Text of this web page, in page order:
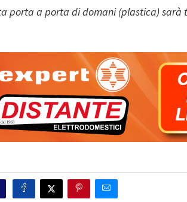
porta a porta di domani (plastica) sarà